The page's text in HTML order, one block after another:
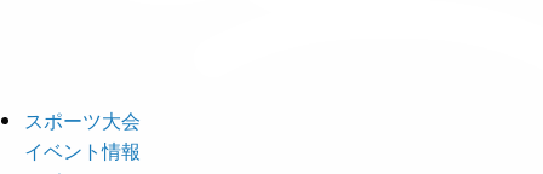
スポーツ大会
イベント情報